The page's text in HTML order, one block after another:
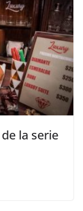
la serie